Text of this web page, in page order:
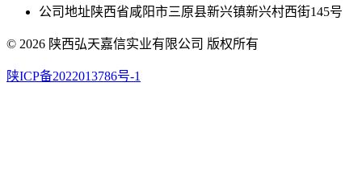
公司地址陕西省咸阳市三原县新兴镇新兴村西街145号
© 2026 陕西弘天嘉信实业有限公司 版权所有
陕ICP备2022013786号-1